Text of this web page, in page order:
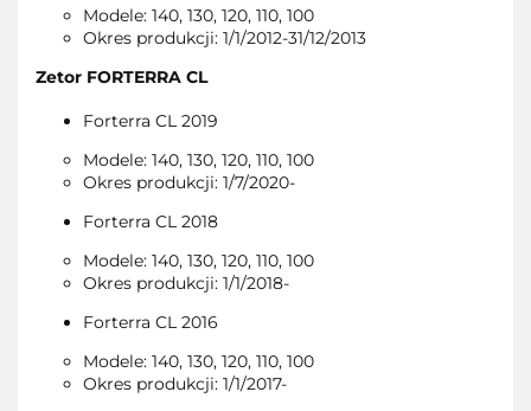
Modele: 140, 130, 120, 110, 100
Okres produkcji: 1/1/2012-31/12/2013
Zetor FORTERRA CL
Forterra CL 2019
Modele: 140, 130, 120, 110, 100
Okres produkcji: 1/7/2020-
Forterra CL 2018
Modele: 140, 130, 120, 110, 100
Okres produkcji: 1/1/2018-
Forterra CL 2016
Modele: 140, 130, 120, 110, 100
Okres produkcji: 1/1/2017-